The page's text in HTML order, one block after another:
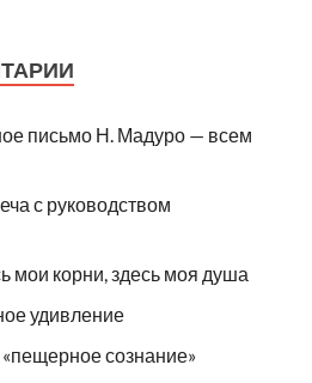
письмо Н. Мадуро — всем
с руководством
мои корни, здесь моя душа
удивление
сознание»